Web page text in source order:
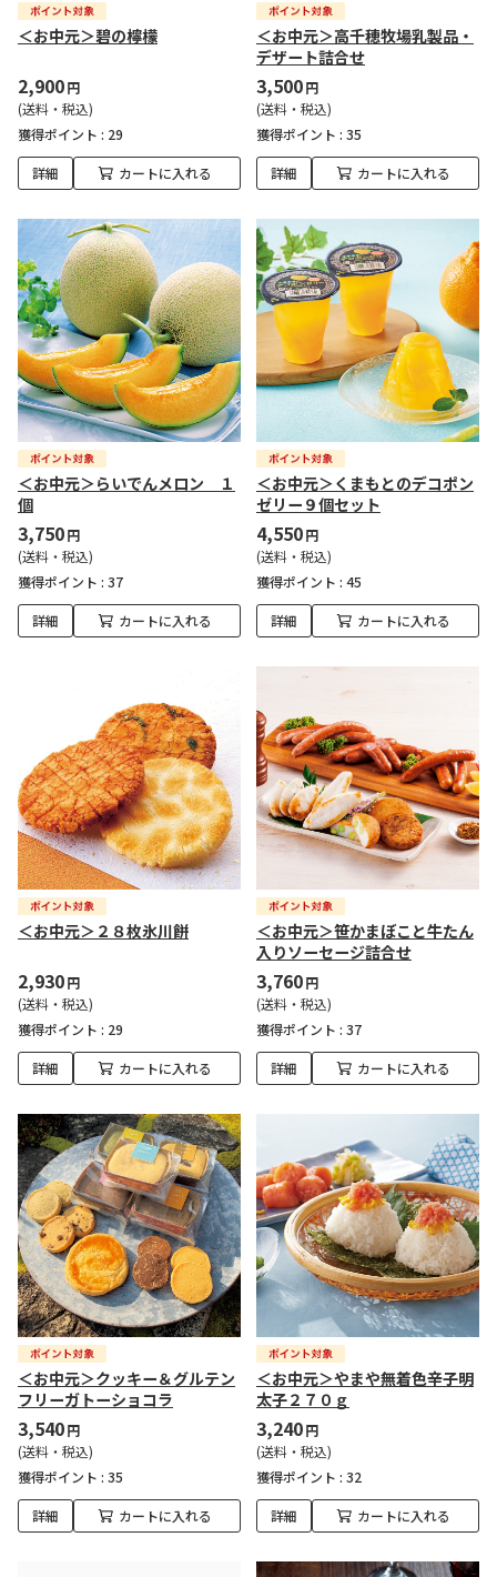
＜お中元＞碧の檸檬
2,900円
(送料・税込)
獲得ポイント : 29
詳細 カートに入れる
＜お中元＞高千穂牧場乳製品・
デザート詰合せ
3,500円
(送料・税込)
獲得ポイント : 35
詳細 カートに入れる
＜お中元＞らいでんメロン １
個
3,750円
(送料・税込)
獲得ポイント : 37
詳細 カートに入れる
＜お中元＞くまもとのデコポン
ゼリー９個セット
4,550円
(送料・税込)
獲得ポイント : 45
詳細 カートに入れる
＜お中元＞２８枚氷川餅
2,930円
(送料・税込)
獲得ポイント : 29
詳細 カートに入れる
＜お中元＞笹かまぼこと牛たん
入りソーセージ詰合せ
3,760円
(送料・税込)
獲得ポイント : 37
詳細 カートに入れる
＜お中元＞クッキー＆グルテン
フリーガトーショコラ
3,540円
(送料・税込)
獲得ポイント : 35
詳細 カートに入れる
＜お中元＞やまや無着色辛子明
太子２７０ｇ
3,240円
(送料・税込)
獲得ポイント : 32
詳細 カートに入れる